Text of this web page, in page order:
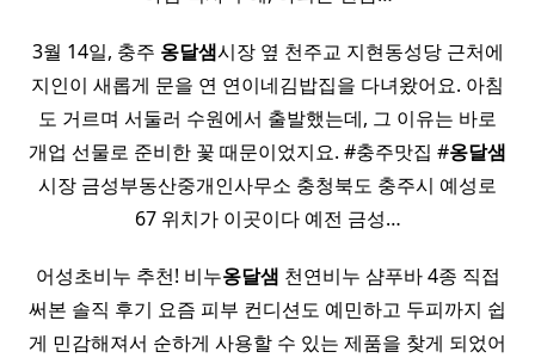
3월 14일, 충주 옹달샘시장 옆 천주교 지현동성당 근처에
지인이 새롭게 문을 연 연이네김밥집을 다녀왔어요. 아침
도 거르며 서둘러 수원에서 출발했는데, 그 이유는 바로
개업 선물로 준비한 꽃 때문이었지요. #충주맛집 #옹달샘
시장 금성부동산중개인사무소 충청북도 충주시 예성로
67 위치가 이곳이다 예전 금성…
어성초비누 추천! 비누옹달샘 천연비누 샴푸바 4종 직접
써본 솔직 후기 요즘 피부 컨디션도 예민하고 두피까지 쉽
게 민감해져서 순하게 사용할 수 있는 제품을 찾게 되었어